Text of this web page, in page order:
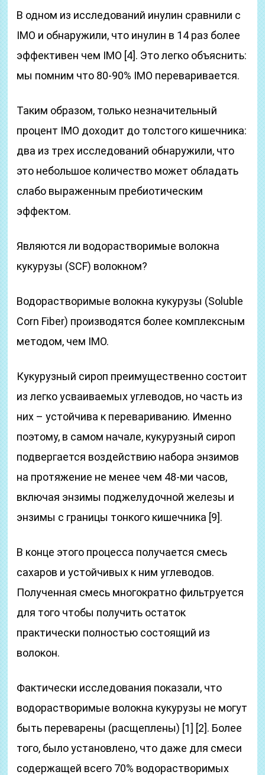
В одном из исследований инулин сравнили с
IMO и обнаружили, что инулин в 14 раз более
эффективен чем IMO [4]. Это легко объяснить:
мы помним что 80-90% IMO переваривается.
Таким образом, только незначительный
процент IMO доходит до толстого кишечника:
два из трех исследований обнаружили, что
это небольшое количество может обладать
слабо выраженным пребиотическим
эффектом.
Являются ли водорастворимые волокна
кукурузы (SCF) волокном?
Водорастворимые волокна кукурузы (Soluble
Corn Fiber) производятся более комплексным
методом, чем IMO.
Кукурузный сироп преимущественно состоит
из легко усваиваемых углеводов, но часть из
них – устойчива к перевариванию. Именно
поэтому, в самом начале, кукурузный сироп
подвергается воздействию набора энзимов
на протяжение не менее чем 48-ми часов,
включая энзимы поджелудочной железы и
энзимы с границы тонкого кишечника [9].
В конце этого процесса получается смесь
сахаров и устойчивых к ним углеводов.
Полученная смесь многократно фильтруется
для того чтобы получить остаток
практически полностью состоящий из
волокон.
Фактически исследования показали, что
водорастворимые волокна кукурузы не могут
быть переварены (расщеплены) [1] [2]. Более
того, было установлено, что даже для смеси
содержащей всего 70% водорастворимых